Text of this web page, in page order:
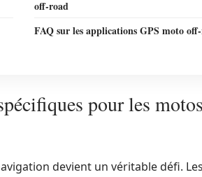
off-road
FAQ sur les applications GPS moto
pour les
devient un véritable défi.